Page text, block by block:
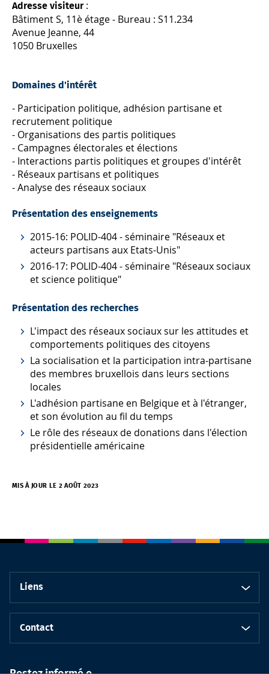
Adresse visiteur :
Bâtiment S, 11è étage - Bureau : S11.234
Avenue Jeanne, 44
1050 Bruxelles
Domaines d'intérêt
- Participation politique, adhésion partisane et
recrutement politique
- Organisations des partis politiques
- Campagnes électorales et élections
- Interactions partis politiques et groupes d'intérêt
- Réseaux partisans et politiques
- Analyse des réseaux sociaux
Présentation des enseignements
2015-16: POLID-404 - séminaire "Réseaux et
acteurs partisans aux Etats-Unis"
2016-17: POLID-404 - séminaire "Réseaux sociaux
et science politique"
Présentation des recherches
L'impact des réseaux sociaux sur les attitudes et
comportements politiques des citoyens
La socialisation et la participation intra-partisane
des membres bruxellois dans leurs sections
locales
L'adhésion partisane en Belgique et à l'étranger,
et son évolution au fil du temps
Le rôle des réseaux de donations dans l'élection
présidentielle américaine
MIS À JOUR LE 2 AOÛT 2023
Liens
Contact